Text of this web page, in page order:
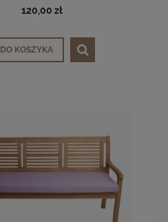
120,00 zł
DO KOSZYKA